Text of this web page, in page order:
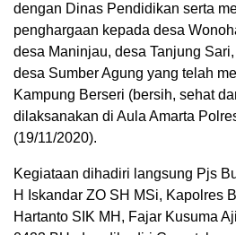
dengan Dinas Pendidikan serta
penghargaan kepada desa
desa Maninjau, desa Tanjung
desa Sumber Agung yang telah
Kampung Berseri (bersih, sehat
dilaksanakan di Aula Amarta
(19/11/2020).
Kegiataan dihadiri langsung Pjs
H Iskandar ZO SH MSi, Kapolres
Hartanto SIK MH, Fajar Kusuma